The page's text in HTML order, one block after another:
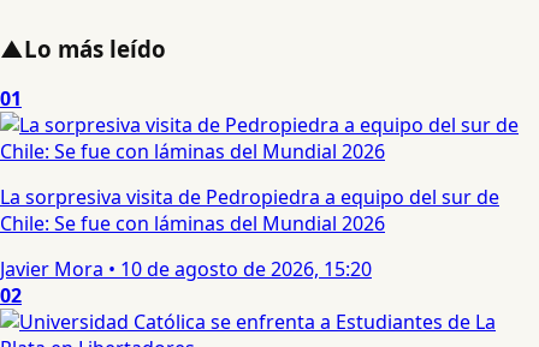
▲Lo más leído
01
La sorpresiva visita de Pedropiedra a equipo del sur de
Chile: Se fue con láminas del Mundial 2026
Javier Mora • 10 de agosto de 2026, 15:20
02